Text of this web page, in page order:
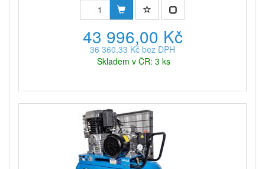
43 996,00 Kč
36 360,33 Kč bez DPH
Skladem v ČR: 3 ks